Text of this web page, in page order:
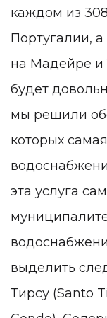
каждом из
Португалии, а
на Мадейре и
будет
мы решили
которых
эта услуга
выделить
Тирсу (Santo